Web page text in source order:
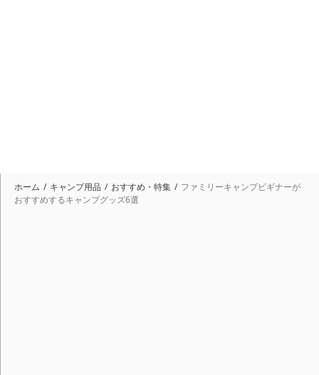
ホーム キャンプ用品 おすすめ・特集
ファミリーキャンプビギナーが
おすすめするキャンプグッズ6選